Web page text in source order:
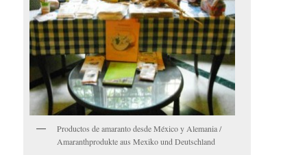
Productos de amaranto desde México y Alemania /
Amaranthprodukte aus Mexiko und Deutschland